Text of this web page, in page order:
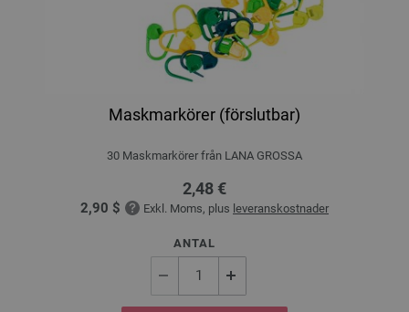
Maskmarkörer (förslutbar)
30 Maskmarkörer från LANA GROSSA
2,48 €
2,90 $ Exkl. Moms, plus leveranskostnader
ANTAL